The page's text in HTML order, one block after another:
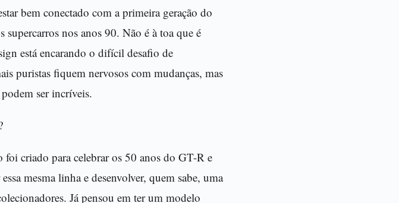
bem conectado com a primeira geração do
nos anos 90. Não é à toa que é
está encarando o difícil desafio de
puristas fiquem nervosos com mudanças, mas
ser incríveis.
criado para celebrar os 50 anos do GT-R e
mesma linha e desenvolver, quem sabe, uma
Já pensou em ter um modelo